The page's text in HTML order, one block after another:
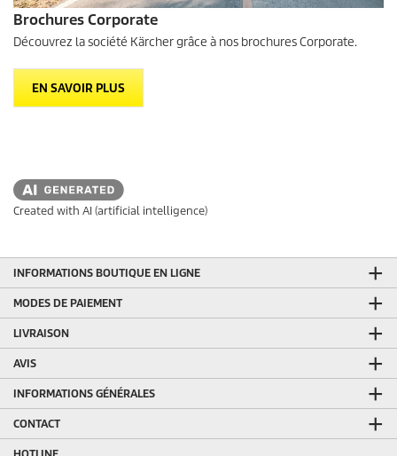
Brochures Corporate
Découvrez la société Kärcher grâce à nos brochures Corporate.
EN SAVOIR PLUS
Created with AI (artificial intelligence)
INFORMATIONS BOUTIQUE EN LIGNE
MODES DE PAIEMENT
LIVRAISON
AVIS
INFORMATIONS GÉNÉRALES
CONTACT